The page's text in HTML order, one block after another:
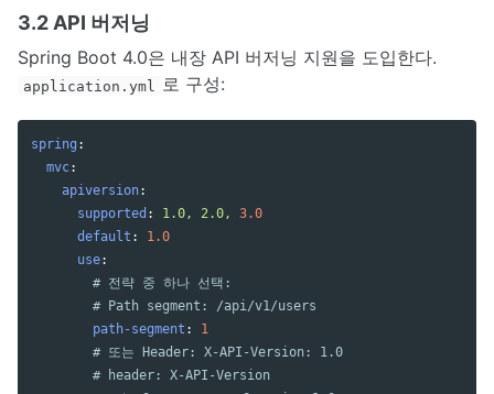
3.2 API 버저닝
Spring Boot 4.0은 내장 API 버저닝 지원을 도입한다.
application.yml 로 구성:
spring :
mvc:
apiversion:
supported : 1.0, 2.0, 3.0
default :
1.0
use:
# 전략 중 하나 선택:
# Path segment: /api/v1/users
path-segment :
1
# 또는 Header: X-API-Version: 1.0
# header: X-API-Version